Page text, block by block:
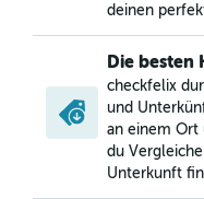
deinen
Die besten
checkfelix
und
an einem Ort
du
Unterkunft